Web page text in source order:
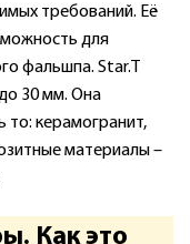
требований. Её
для
фальшпа. Star.T
30 мм. Она
то: керамогранит,
материалы –
Как это